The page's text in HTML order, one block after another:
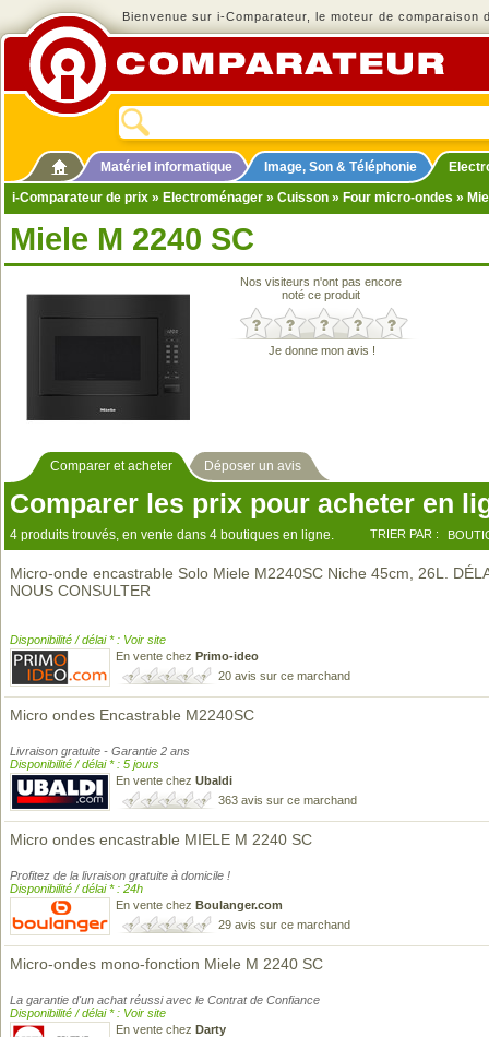
Bienvenue sur i-Comparateur, le moteur de comparaison
Matériel informatique Image, Son & Téléphonie
i-Comparateur de prix » Electroménager » Cuisson » Four micro-ondes »
Miele M 2240 SC
Nos visiteurs n'ont pas encore
noté ce produit
Je donne mon avis !
Comparer et acheter Déposer un avis
Comparer les prix pour acheter en
4 produits trouvés, en vente dans 4 boutiques en ligne. TRIER PAR :
Micro-onde encastrable Solo Miele M2240SC Niche 45cm, 26L.
NOUS CONSULTER
Disponibilité / délai * : Voir site
En vente chez Primo-ideo
20 avis sur ce marchand
Micro ondes Encastrable M2240SC
Livraison gratuite - Garantie 2 ans
Disponibilité / délai * : 5 jours
En vente chez Ubaldi
363 avis sur ce marchand
Micro ondes encastrable MIELE M 2240 SC
Profitez de la livraison gratuite à domicile !
Disponibilité / délai * : 24h
En vente chez Boulanger.com
29 avis sur ce marchand
Micro-ondes mono-fonction Miele M 2240 SC
La garantie d'un achat réussi avec le Contrat de Confiance
Disponibilité / délai * : Voir site
En vente chez Darty